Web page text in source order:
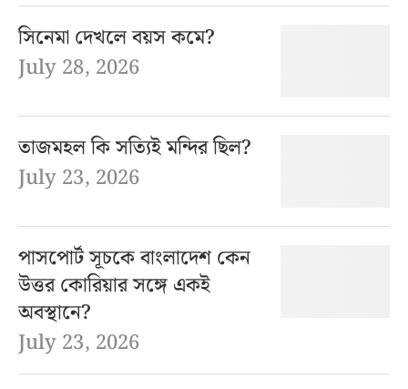
সিনেমা দেখলে বয়স কমে?
July 28, 2026
তাজমহল কি সত্যিই মন্দির ছিল?
July 23, 2026
পাসপোর্ট সূচকে বাংলাদেশ কেন
উত্তর কোরিয়ার সঙ্গে একই
অবস্থানে?
July 23, 2026